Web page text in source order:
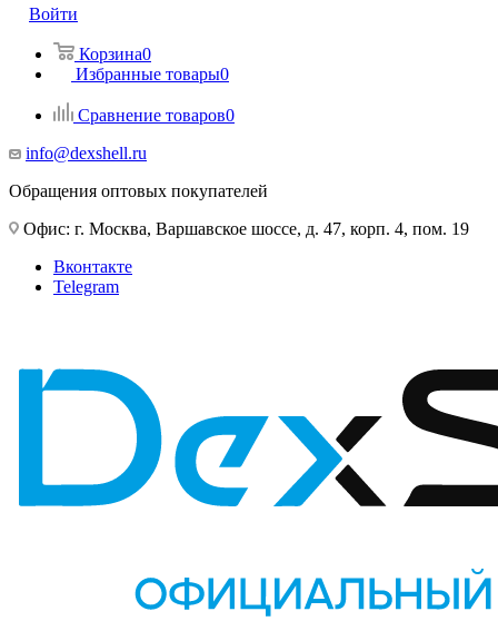
Войти
Корзина0
Избранные товары0
Сравнение товаров0
info@dexshell.ru
Обращения оптовых покупателей
Офис: г. Москва, Варшавское шоссе, д. 47, корп. 4, пом. 19
Вконтакте
Telegram